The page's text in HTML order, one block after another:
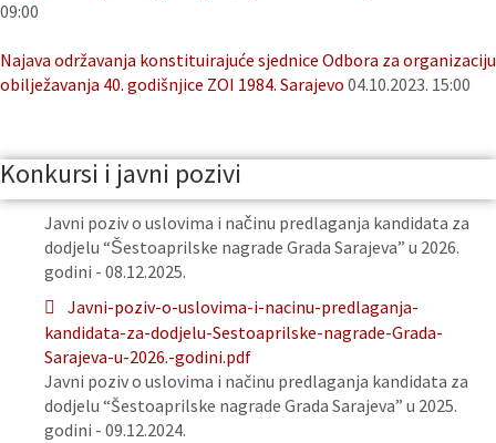
09:00
Najava održavanja konstituirajuće sjednice Odbora za organizaciju
obilježavanja 40. godišnjice ZOI 1984. Sarajevo 04.10.2023. 15:00
Konkursi i javni pozivi
Javni poziv o uslovima i načinu predlaganja kandidata za
dodjelu “Šestoaprilske nagrade Grada Sarajeva” u 2026.
godini - 08.12.2025.
Javni-poziv-o-uslovima-i-nacinu-predlaganja-
kandidata-za-dodjelu-Sestoaprilske-nagrade-Grada-
Sarajeva-u-2026.-godini.pdf
Javni poziv o uslovima i načinu predlaganja kandidata za
dodjelu “Šestoaprilske nagrade Grada Sarajeva” u 2025.
godini - 09.12.2024.